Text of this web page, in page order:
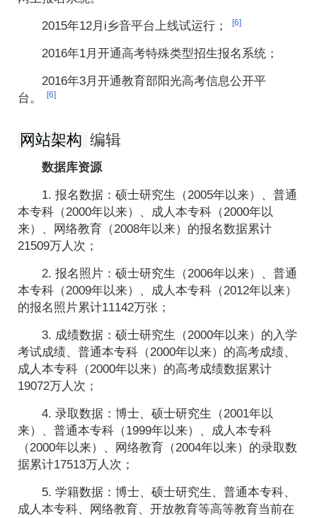
2015年12月i乡音平台上线试运行； [6]
2016年1月开通高考特殊类型招生报名系统；
2016年3月开通教育部阳光高考信息公开平
台。
[6]
网站架构 编辑
数据库资源
1. 报名数据：硕士研究生（2005年以来）、普通
本专科（2000年以来）、成人本专科（2000年以
来）、网络教育（2008年以来）的报名数据累计
21509万人次；
2. 报名照片：硕士研究生（2006年以来）、普通
本专科（2009年以来）、成人本专科（2012年以来）
的报名照片累计11142万张；
3. 成绩数据：硕士研究生（2000年以来）的入学
考试成绩、普通本专科（2000年以来）的高考成绩、
成人本专科（2000年以来）的高考成绩数据累计
19072万人次；
4. 录取数据：博士、硕士研究生（2001年以
来）、普通本专科（1999年以来）、成人本专科
（2000年以来）、网络教育（2004年以来）的录取数
据累计17513万人次；
5. 学籍数据：博士、硕士研究生、普通本专科、
成人本专科、网络教育、开放教育等高等教育当前在